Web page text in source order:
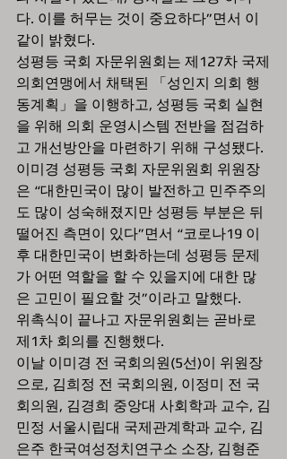
다. 이를 허무는 것이 중요하다”면서 이
같이 밝혔다.
성평등 국회 자문위원회는 제127차 국제
의회연맹에서 채택된 「성인지 의회 행
동계획」을 이행하고, 성평등 국회 실현
을 위해 의회 운영시스템 전반을 점검하
고 개선방안을 마련하기 위해 구성됐다.
이미경 성평등 국회 자문위원회 위원장
은 “대한민국이 많이 발전하고 민주주의
도 많이 성숙해졌지만 성평등 부분은 뒤
떨어진 측면이 있다”면서 “코로나19 이
후 대한민국이 변화하는데 성평등 문제
가 어떤 역할을 할 수 있을지에 대한 많
은 고민이 필요할 것”이라고 말했다.
위촉식이 끝나고 자문위원회는 곧바로
제1차 회의를 진행했다.
이날 이미경 전 국회의원(5선)이 위원장
으로, 김희정 전 국회의원, 이정미 전 국
회의원, 김경희 중앙대 사회학과 교수, 김
민정 서울시립대 국제관계학과 교수, 김
은주 한국여성정치연구소 소장, 김형준